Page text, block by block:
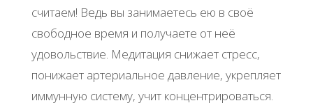
считаем! Ведь вы занимаетесь ею в своё
свободное время и получаете от неё
удовольствие. Медитация снижает стресс,
понижает артериальное давление, укрепляет
иммунную систему, учит концентрироваться.